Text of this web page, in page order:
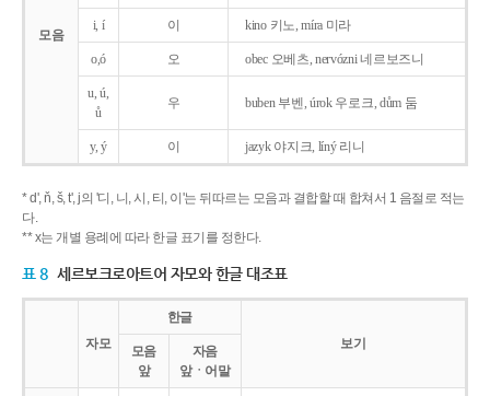
모음
i, í 이 kino 키노, míra 미라
o,ó 오 obec 오베츠, nervózni 네르보즈니
u, ú,
ů
우 buben 부벤, úrok 우로크, dům 둠
y, ý 이 jazyk야지크, líný 리니
* d', ň, š, t', j의 '디, 니, 시, 티, 이'는 뒤따르는 모음과 결합할 때 합쳐서 1 음절로 적는
다.
** x는 개별 용례에 따라 한글 표기를 정한다.
표 8 세르보크로아트어 자모와 한글 대조표
자모
한글
보기
모음
앞
자음
앞ㆍ어말